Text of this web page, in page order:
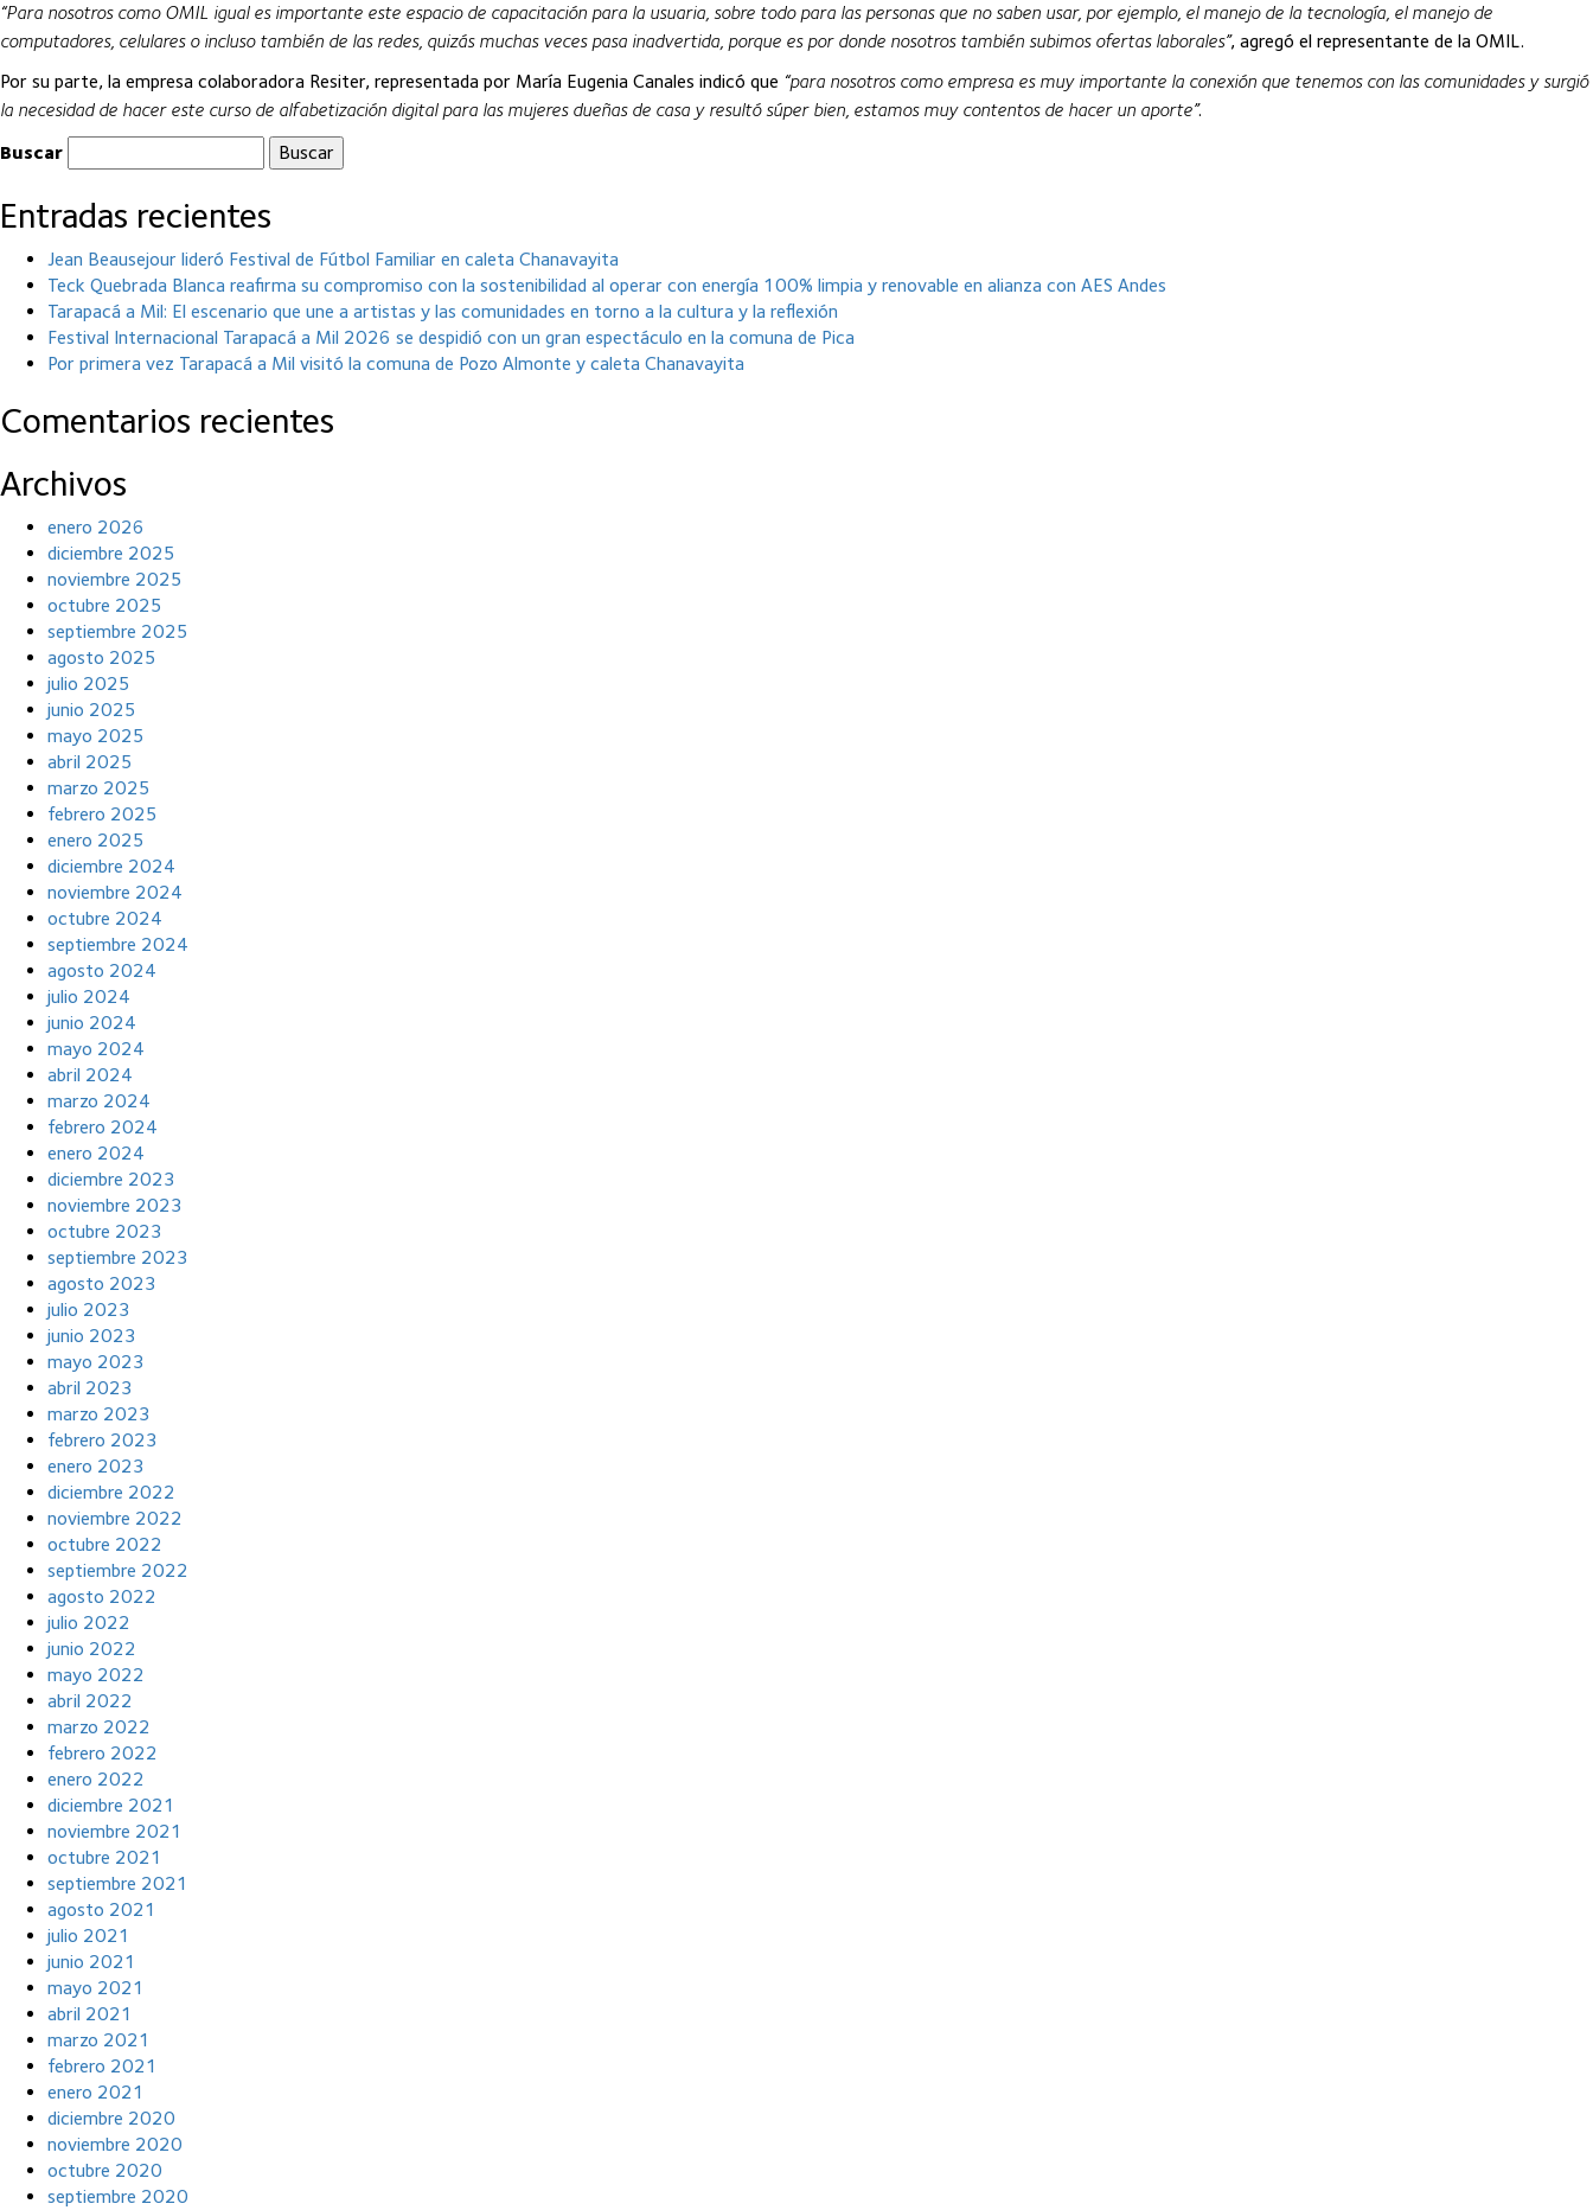
“Para nosotros como OMIL igual es importante este espacio de capacitación para la usuaria, sobre todo para las personas que no saben usar, por ejemplo, el manejo de la tecnología, el manejo de
computadores, celulares o incluso también de las redes, quizás muchas veces pasa inadvertida, porque es por donde nosotros también subimos ofertas laborales”, agregó el representante de la OMIL.
Por su parte, la empresa colaboradora Resiter, representada por María Eugenia Canales indicó que “para nosotros como empresa es muy importante la conexión que tenemos con las comunidades y surgió
la necesidad de hacer este curso de alfabetización digital para las mujeres dueñas de casa y resultó súper bien, estamos muy contentos de hacer un aporte”.
Buscar
Entradas recientes
Jean Beausejour lideró Festival de Fútbol Familiar en caleta Chanavayita
Teck Quebrada Blanca reafirma su compromiso con la sostenibilidad al operar con energía 100% limpia y renovable en alianza con AES Andes
Tarapacá a Mil: El escenario que une a artistas y las comunidades en torno a la cultura y la reflexión
Festival Internacional Tarapacá a Mil 2026 se despidió con un gran espectáculo en la comuna de Pica
Por primera vez Tarapacá a Mil visitó la comuna de Pozo Almonte y caleta Chanavayita
Comentarios recientes
Archivos
enero 2026
diciembre 2025
noviembre 2025
octubre 2025
septiembre 2025
agosto 2025
julio 2025
junio 2025
mayo 2025
abril 2025
marzo 2025
febrero 2025
enero 2025
diciembre 2024
noviembre 2024
octubre 2024
septiembre 2024
agosto 2024
julio 2024
junio 2024
mayo 2024
abril 2024
marzo 2024
febrero 2024
enero 2024
diciembre 2023
noviembre 2023
octubre 2023
septiembre 2023
agosto 2023
julio 2023
junio 2023
mayo 2023
abril 2023
marzo 2023
febrero 2023
enero 2023
diciembre 2022
noviembre 2022
octubre 2022
septiembre 2022
agosto 2022
julio 2022
junio 2022
mayo 2022
abril 2022
marzo 2022
febrero 2022
enero 2022
diciembre 2021
noviembre 2021
octubre 2021
septiembre 2021
agosto 2021
julio 2021
junio 2021
mayo 2021
abril 2021
marzo 2021
febrero 2021
enero 2021
diciembre 2020
noviembre 2020
octubre 2020
septiembre 2020